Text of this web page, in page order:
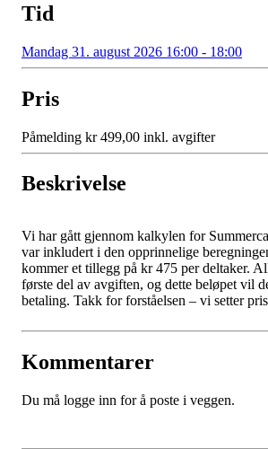
Tid
Mandag 31. august 2026 16:00 - 18:00
Pris
Påmelding kr 499,00 inkl. avgifter
Beskrivelse
Vi har gått gjennom kalkylen for
var inkludert i den opprinnelige
kommer et tillegg på kr 475 per deltaker.
første del av avgiften, og dette beløpet vil
betaling. Takk for forståelsen – vi setter
Kommentarer
Du må logge inn for å poste i veggen.